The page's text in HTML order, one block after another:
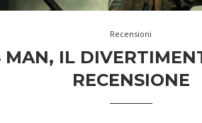
Recensioni
MAN, IL
RECENSIONE